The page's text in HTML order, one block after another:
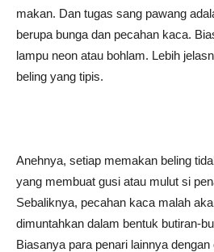
makan. Dan tugas sang pawang
berupa bunga dan pecahan kaca.
lampu neon atau bohlam. Lebih
beling yang tipis.
Anehnya, setiap memakan beling
yang membuat gusi atau mulut si
Sebaliknya, pecahan kaca malah
dimuntahkan dalam bentuk butiran-
Biasanya para penari lainnya